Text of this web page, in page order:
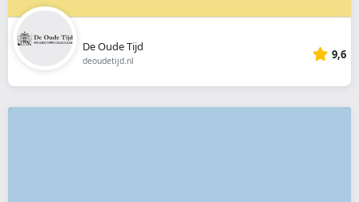
De Oude Tijd
deoudetijd.nl 9,6